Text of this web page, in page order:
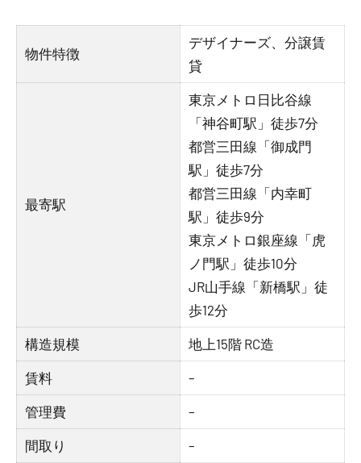
物件特徴
デザイナーズ、分譲賃
貸
最寄駅
東京メトロ日比谷線
「神谷町駅」徒歩7分
都営三田線「御成門
駅」徒歩7分
都営三田線「内幸町
駅」徒歩9分
東京メトロ銀座線「虎
ノ門駅」徒歩10分
JR山手線「新橋駅」徒
歩12分
構造規模 地上15階 RC造
賃料 –
管理費 –
間取り –